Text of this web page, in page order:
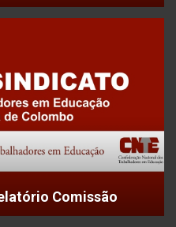
Comissão